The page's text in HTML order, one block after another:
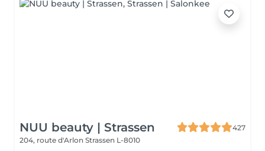
NUU beauty | Strassen
427
204, route d'Arlon Strassen L-8010